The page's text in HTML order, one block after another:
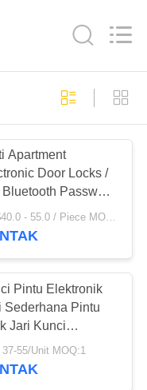
Apartment
Door Locks /
Bluetooth Password
Remote
Door Lock
US $40.0 - 55.0 / Piece MOQ:1set
Pintu Elektronik
Sederhana Pintu
Jari Kunci
WiFi Remote
37-55/Unit MOQ:1